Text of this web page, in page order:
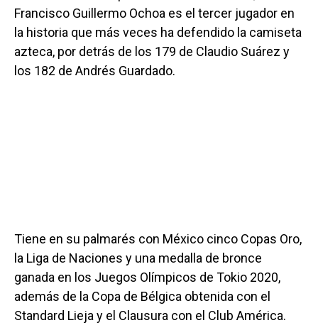
Francisco Guillermo Ochoa es el tercer jugador en
la historia que más veces ha defendido la camiseta
azteca, por detrás de los 179 de Claudio Suárez y
los 182 de Andrés Guardado.
Tiene en su palmarés con México cinco Copas Oro,
la Liga de Naciones y una medalla de bronce
ganada en los Juegos Olímpicos de Tokio 2020,
además de la Copa de Bélgica obtenida con el
Standard Lieja y el Clausura con el Club América.